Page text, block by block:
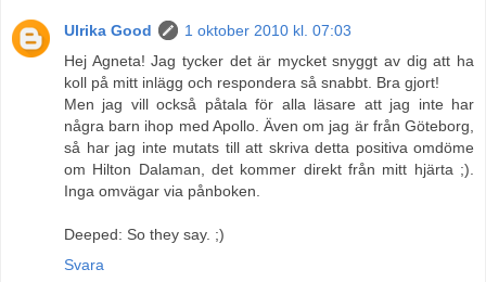
Ulrika Good
1 oktober 2010 kl. 07:03
Hej Agneta! Jag tycker det är mycket snyggt av dig att ha
koll på mitt inlägg och respondera så snabbt. Bra gjort!
Men jag vill också påtala för alla läsare att jag inte har
några barn ihop med Apollo. Även om jag är från Göteborg,
så har jag inte mutats till att skriva detta positiva omdöme
om Hilton Dalaman, det kommer direkt från mitt hjärta ;).
Inga omvägar via pånboken.
Deeped: So they say. ;)
Svara